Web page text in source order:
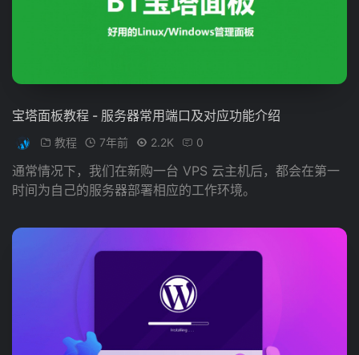
宝塔面板教程 - 服务器常用端口及对应功能介绍
教程 7年前 2.2K 0
通常情况下，我们在新购一台 VPS 云主机后，都会在第一
时间为自己的服务器部署相应的工作环境。